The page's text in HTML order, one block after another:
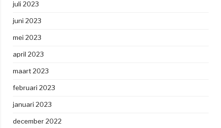
juli 2023
juni 2023
mei 2023
april 2023
maart 2023
februari 2023
januari 2023
december 2022